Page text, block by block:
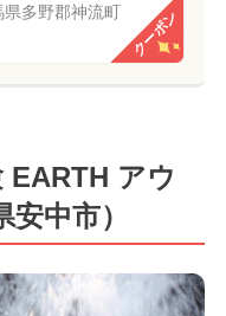
県多野郡神流町 クーポン
EARTH アウ
中市）